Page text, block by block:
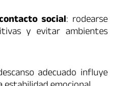
social: rodearse
y evitar ambientes
adecuado influye